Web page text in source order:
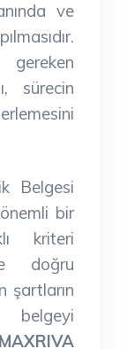
ve
sürecin
Belgesi
bir
kriteri
doğru
şartların
belgeyi